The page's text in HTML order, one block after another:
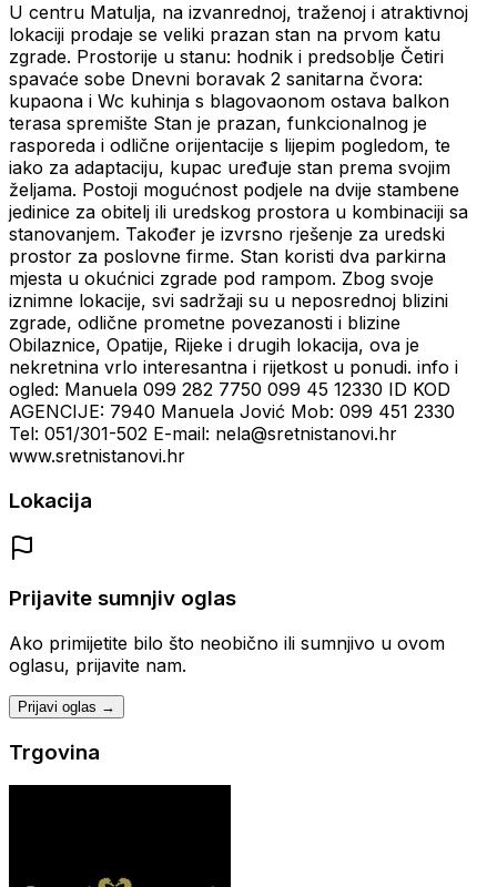
U centru Matulja, na izvanrednoj, traženoj i atraktivnoj
lokaciji prodaje se veliki prazan stan na prvom katu
zgrade. Prostorije u stanu: hodnik i predsoblje Četiri
spavaće sobe Dnevni boravak 2 sanitarna čvora:
kupaona i Wc kuhinja s blagovaonom ostava balkon
terasa spremište Stan je prazan, funkcionalnog je
rasporeda i odlične orijentacije s lijepim pogledom, te
iako za adaptaciju, kupac uređuje stan prema svojim
željama. Postoji mogućnost podjele na dvije stambene
jedinice za obitelj ili uredskog prostora u kombinaciji sa
stanovanjem. Također je izvrsno rješenje za uredski
prostor za poslovne firme. Stan koristi dva parkirna
mjesta u okućnici zgrade pod rampom. Zbog svoje
iznimne lokacije, svi sadržaji su u neposrednoj blizini
zgrade, odlične prometne povezanosti i blizine
Obilaznice, Opatije, Rijeke i drugih lokacija, ova je
nekretnina vrlo interesantna i rijetkost u ponudi. info i
ogled: Manuela 099 282 7750 099 45 12330 ID KOD
AGENCIJE: 7940 Manuela Jović Mob: 099 451 2330
Tel: 051/301-502 E-mail: nela@sretnistanovi.hr
www.sretnistanovi.hr
Lokacija
Prijavite sumnjiv oglas
Ako primijetite bilo što neobično ili sumnjivo u ovom
oglasu, prijavite nam.
Prijavi oglas →
Trgovina